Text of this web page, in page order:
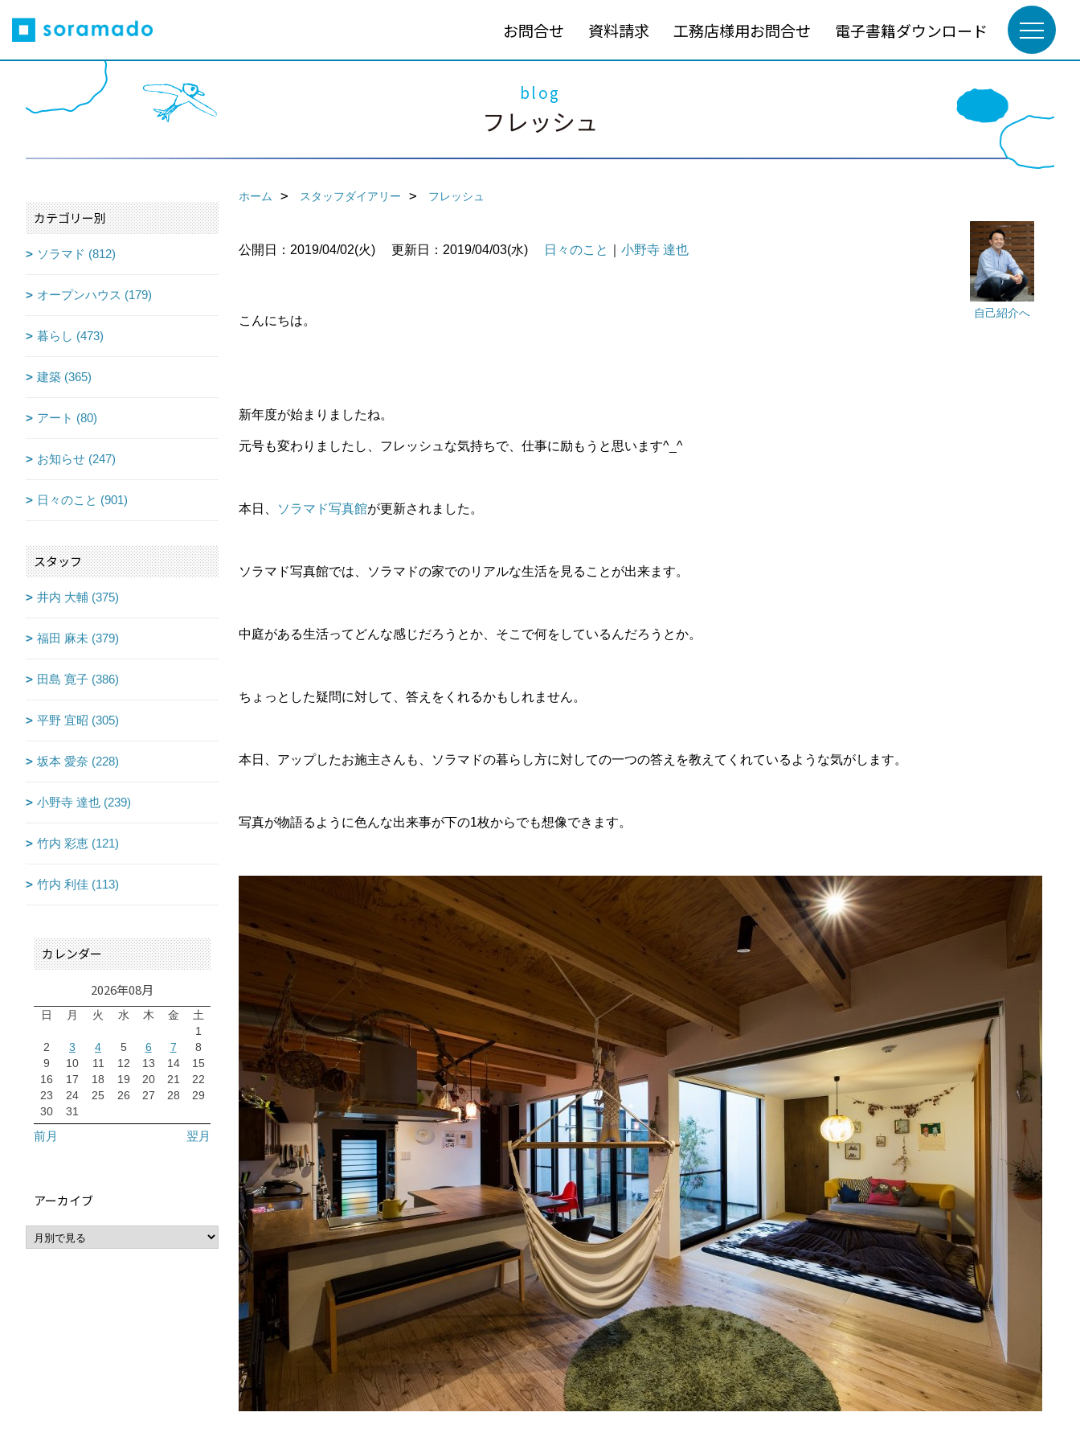
お問合せ 資料請求 工務店様用お問合せ 電子書籍ダウンロード
blog
フレッシュ
ホーム スタッフダイアリー フレッシュ
自己紹介へ
公開日：2019/04/02(火) 更新日：2019/04/03(水) 日々のこと 小野寺 達也
こんにちは。
新年度が始まりましたね。
元号も変わりましたし、フレッシュな気持ちで、仕事に励もうと思います^_^
本日、 ソラマド写真館が更新されました。
ソラマド写真館では、ソラマドの家でのリアルな生活を見ることが出来ます。
中庭がある生活ってどんな感じだろうとか、そこで何をしているんだろうとか。
ちょっとした疑問に対して、答えをくれるかもしれません。
本日、アップしたお施主さんも、ソラマドの暮らし方に対しての一つの答えを教えてくれているような気がします。
写真が物語るように色んな出来事が下の1枚からでも想像できます。
カテゴリー別
ソラマド (812)
オープンハウス (179)
暮らし (473)
建築 (365)
アート (80)
お知らせ (247)
日々のこと (901)
スタッフ
井内 大輔 (375)
福田 麻未 (379)
田島 寛子 (386)
平野 宜昭 (305)
坂本 愛奈 (228)
小野寺 達也 (239)
竹内 彩恵 (121)
竹内 利佳 (113)
カレンダー
2026年08月
日 月 火 水 木 金
土
1
2
3 4 5 6 7
8
9
10 11 12 13 14
15
16
17 18 19 20 21
22
23
24 25 26 27 28
29
30
31
前月 翌月
アーカイブ